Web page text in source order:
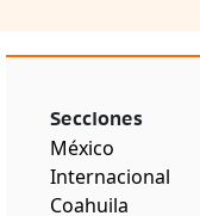
Secciones
México
Internacional
Coahuila